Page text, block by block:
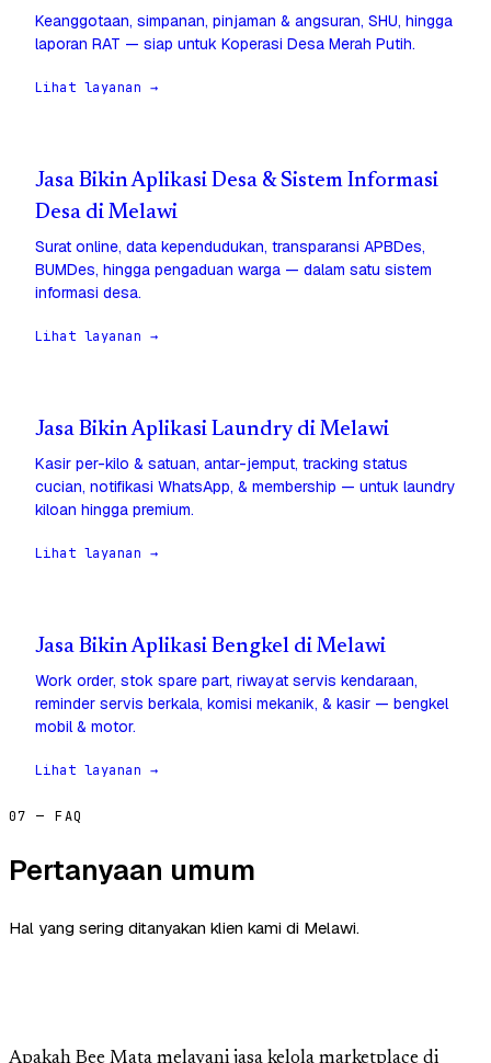
Keanggotaan, simpanan, pinjaman & angsuran, SHU, hingga
laporan RAT — siap untuk Koperasi Desa Merah Putih.
Lihat layanan →
Jasa Bikin Aplikasi Desa & Sistem Informasi
Desa di Melawi
Surat online, data kependudukan, transparansi APBDes,
BUMDes, hingga pengaduan warga — dalam satu sistem
informasi desa.
Lihat layanan →
Jasa Bikin Aplikasi Laundry di Melawi
Kasir per-kilo & satuan, antar-jemput, tracking status
cucian, notifikasi WhatsApp, & membership — untuk laundry
kiloan hingga premium.
Lihat layanan →
Jasa Bikin Aplikasi Bengkel di Melawi
Work order, stok spare part, riwayat servis kendaraan,
reminder servis berkala, komisi mekanik, & kasir — bengkel
mobil & motor.
Lihat layanan →
07 — FAQ
Pertanyaan umum
Hal yang sering ditanyakan klien kami di Melawi.